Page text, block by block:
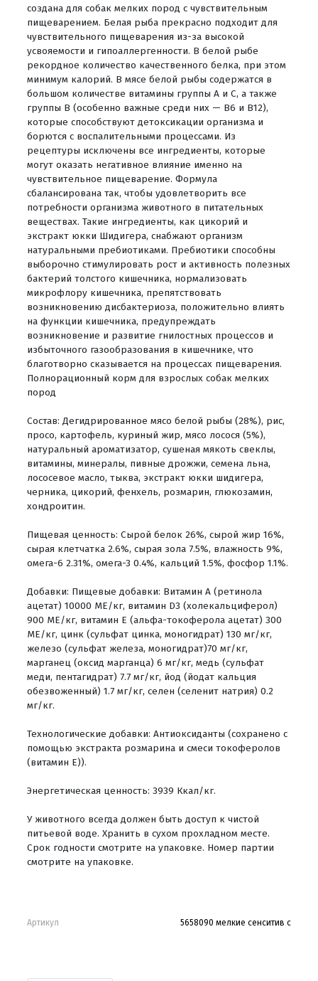
создана для собак мелких пород с чувствительным
пищеварением. Белая рыба прекрасно подходит для
чувствительного пищеварения из-за высокой
усвояемости и гипоаллергенности. В белой рыбе
рекордное количество качественного белка, при этом
минимум калорий. В мясе белой рыбы содержатся в
большом количестве витамины группы А и С, а также
группы B (особенно важные среди них — В6 и В12),
которые способствуют детоксикации организма и
борются с воспалительными процессами. Из
рецептуры исключены все ингредиенты, которые
могут оказать негативное влияние именно на
чувствительное пищеварение. Формула
сбалансирована так, чтобы удовлетворить все
потребности организма животного в питательных
веществах. Такие ингредиенты, как цикорий и
экстракт юкки Шидигера, снабжают организм
натуральными пребиотиками. Пребиотики способны
выборочно стимулировать рост и активность полезных
бактерий толстого кишечника, нормализовать
микрофлору кишечника, препятствовать
возникновению дисбактериоза, положительно влиять
на функции кишечника, предупреждать
возникновение и развитие гнилостных процессов и
избыточного газообразования в кишечнике, что
благотворно сказывается на процессах пищеварения.
Полнорационный корм для взрослых собак мелких
пород
Состав: Дегидрированное мясо белой рыбы (28%), рис,
просо, картофель, куриный жир, мясо лосося (5%),
натуральный ароматизатор, сушеная мякоть свеклы,
витамины, минералы, пивные дрожжи, семена льна,
лососевое масло, тыква, экстракт юкки шидигера,
черника, цикорий, фенхель, розмарин, глюкозамин,
хондроитин.
Пищевая ценность: Сырой белок 26%, сырой жир 16%,
сырая клетчатка 2.6%, сырая зола 7.5%, влажность 9%,
омега-6 2.31%, омега-3 0.4%, кальций 1.5%, фосфор 1.1%.
Добавки: Пищевые добавки: Витамин А (ретинола
ацетат) 10000 МЕ/кг, витамин D3 (холекальциферол)
900 МЕ/кг, витамин Е (альфа-токоферола ацетат) 300
МЕ/кг, цинк (сульфат цинка, моногидрат) 130 мг/кг,
железо (сульфат железа, моногидрат)70 мг/кг,
марганец (оксид марганца) 6 мг/кг, медь (сульфат
меди, пентагидрат) 7.7 мг/кг, йод (йодат кальция
обезвоженный) 1.7 мг/кг, селен (селенит натрия) 0.2
мг/кг.
Технологические добавки: Антиоксиданты (сохранено с
помощью экстракта розмарина и смеси токоферолов
(витамин Е)).
Энергетическая ценность: 3939 Ккал/кг.
У животного всегда должен быть доступ к чистой
питьевой воде. Хранить в сухом прохладном месте.
Срок годности смотрите на упаковке. Номер партии
смотрите на упаковке.
Артикул 5658090 мелкие сенситив с